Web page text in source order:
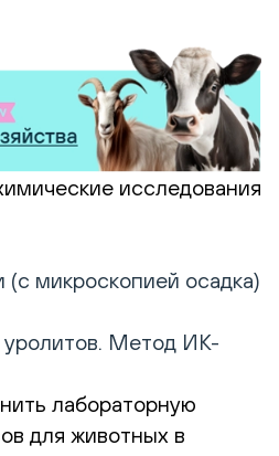
исследования
микроскопией осадка)
уролитов. Метод ИК-
лабораторную
для животных в